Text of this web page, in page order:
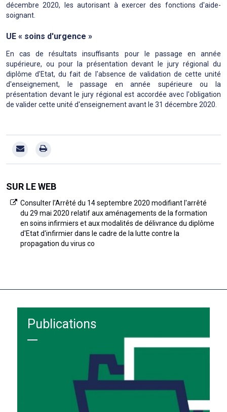
décembre 2020, les autorisant à exercer des fonctions d'aide-
soignant.
UE « soins d'urgence »
En cas de résultats insuffisants pour le passage en année
supérieure, ou pour la présentation devant le jury régional du
diplôme d'Etat, du fait de l'absence de validation de cette unité
d'enseignement, le passage en année supérieure ou la
présentation devant le jury régional est accordée avec l'obligation
de valider cette unité d'enseignement avant le 31 décembre 2020.
SUR LE WEB
Consulter l’Arrêté du 14 septembre 2020 modifiant l'arrêté
du 29 mai 2020 relatif aux aménagements de la formation
en soins infirmiers et aux modalités de délivrance du diplôme
d'Etat d'infirmier dans le cadre de la lutte contre la
propagation du virus co
Publications